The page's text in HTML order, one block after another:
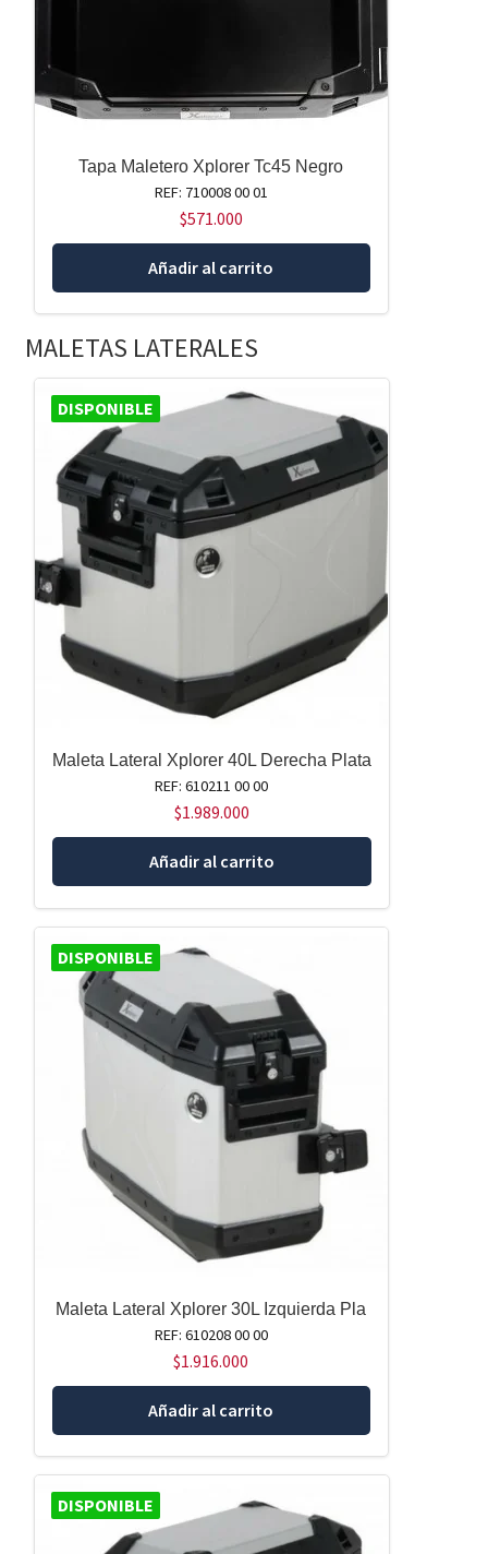
Tapa Maletero Xplorer Tc45 Negro
REF: 710008 00 01
$571.000
Añadir al carrito
MALETAS LATERALES
DISPONIBLE
Maleta Lateral Xplorer 40L Derecha Plata
REF: 610211 00 00
$1.989.000
Añadir al carrito
DISPONIBLE
Maleta Lateral Xplorer 30L Izquierda Pla
REF: 610208 00 00
$1.916.000
Añadir al carrito
DISPONIBLE